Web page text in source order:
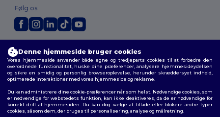
Vilkår og Betingelser|Tilpasset politik |Fortrolighedspolitik
cookies|Sitemap
Følg os
Denne hjemmeside bruger cookies
Vores hjemmeside anvender både egne og tredjeparts cookies til at forbedre den
overordnede funktionalitet, huske dine præferencer, analysere hjemmesideydelsen
og sikre en smidig og personlig browseroplevelse, herunder skræddersyet indhold,
optimerede interaktioner med vores hjemmeside og reklame.
Du kan administrere dine cookie-præferencer når som helst. Nødvendige cookies, som
er nødvendige for webstedets funktion, kan ikke deaktiveres, da de er nødvendige for
korrekt drift af hjemmesiden. Du kan dog vælge at tillade eller blokere andre typer
cookies, såsom dem, der bruges til personalisering, analyse og målretning.